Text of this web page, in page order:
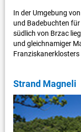
In der Umgebung
und Badebuchten
südlich von Brzac
und gleichnamiger
Strand Magneli